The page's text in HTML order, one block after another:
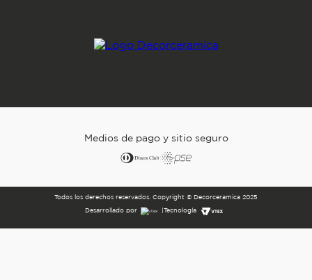
Medios de pago y sitio seguro
Todos los derechos reservados. Copyright © Decorceramica 2025
Desarrollado por
|Tecnología